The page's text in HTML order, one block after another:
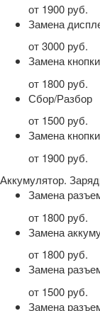
от 1900 руб.
Замена
от 3000 руб.
Замена
от 1800 руб.
Сбор/Разбор
от 1500 руб.
Замена
от 1900 руб.
Аккумулятор.
Замена
от 1800 руб.
Замена
от 1800 руб.
Замена
от 1500 руб.
Замена